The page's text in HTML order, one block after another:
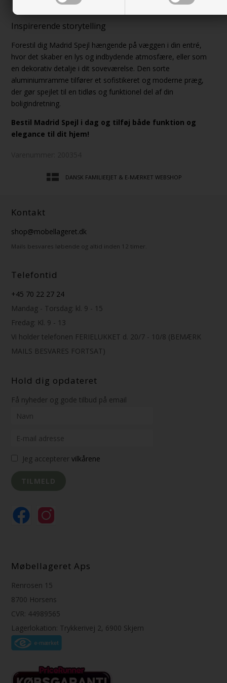
Dimensioner:
Inspirerende storytelling
Forestil dig Madrid Spejl hængende på væggen i din entré,
hvor det skaber en lys og indbydende atmosfære, eller som
en dekorativ detalje i dit soveværelse. Den sorte
aluminiumramme tilfører et sofistikeret og moderne præg,
der gør spejlet til en tidløs og funktionel del af din
boligindretning.
Bestil Madrid Spejl i dag og tilføj både funktion og
elegance til dit hjem!
DANSK FAMILIEEJET & E-MÆRKET WEBSHOP
Kontakt
shop@mobellageret.dk
Mails besvares løbende og altid inden 12 timer.
Telefontid
+45 70 22 27 24
Mandag - Torsdag: kl. 9 - 15
Fredag: Kl. 9 - 13
Vi holder telefonen FERIELUKKET d. 20/7 - 10/8 (BEMÆRK
MAILS BESVARES FORTSAT)
Hold dig opdateret
Få nyheder og gode tilbud på email
Jeg accepterervilkårene
Møbellageret Aps
Renrosen 15
8700 Horsens
CVR: 44989565
Lagerlokation: Trykkerivej 2, 6900 Skjern